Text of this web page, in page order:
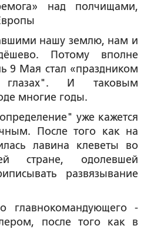
над полчищами,
нашу землю, нам и
Потому вполне
9 Мая стал «праздником
И таковым
многие годы.
уже кажется
После того как на
лавина клеветы во
стране, одолевшей
развязывание
главнокомандующего -
после того как в